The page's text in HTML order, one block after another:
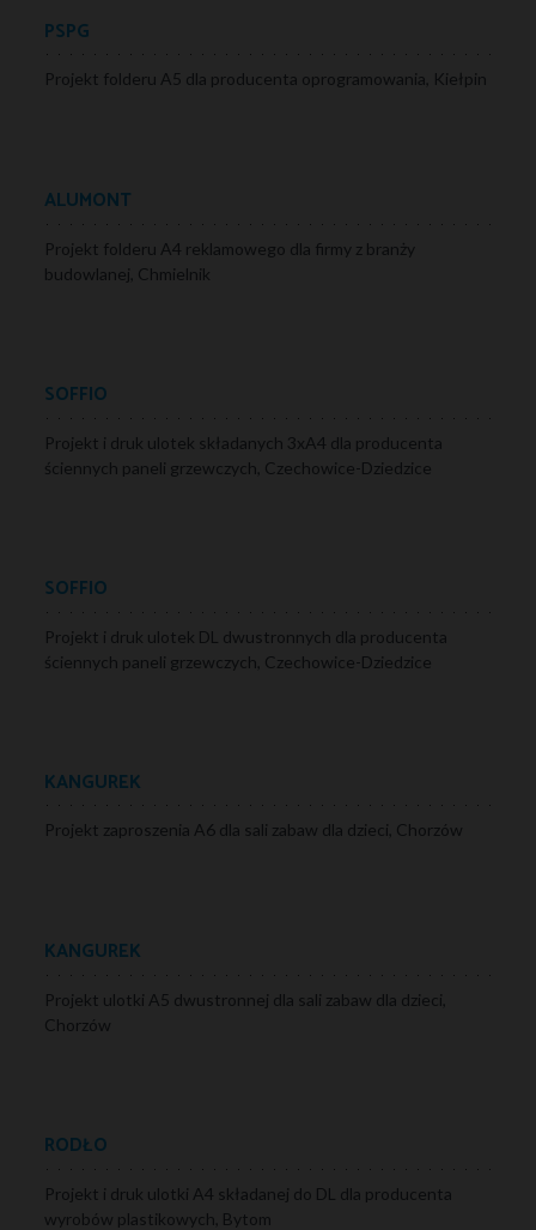
PSPG
Projekt folderu A5 dla producenta oprogramowania, Kiełpin
ALUMONT
Projekt folderu A4 reklamowego dla firmy z branży
budowlanej, Chmielnik
SOFFIO
Projekt i druk ulotek składanych 3xA4 dla producenta
ściennych paneli grzewczych, Czechowice-Dziedzice
SOFFIO
Projekt i druk ulotek DL dwustronnych dla producenta
ściennych paneli grzewczych, Czechowice-Dziedzice
KANGUREK
Projekt zaproszenia A6 dla sali zabaw dla dzieci, Chorzów
KANGUREK
Projekt ulotki A5 dwustronnej dla sali zabaw dla dzieci,
Chorzów
RODŁO
Projekt i druk ulotki A4 składanej do DL dla producenta
wyrobów plastikowych, Bytom